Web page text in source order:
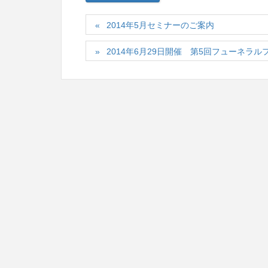
2014年5月セミナーのご案内
2014年6月29日開催 第5回フューネラル